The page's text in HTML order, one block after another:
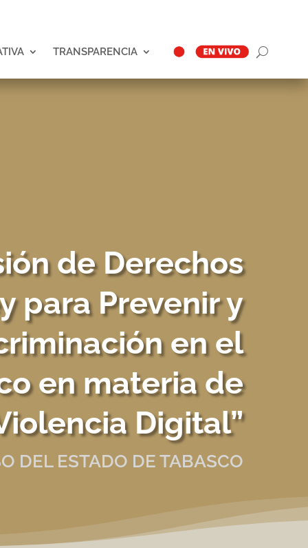
TRANSPARENCIA
de Derechos
para Prevenir y
en el
en materia de
Digital”
DEL ESTADO DE TABASCO